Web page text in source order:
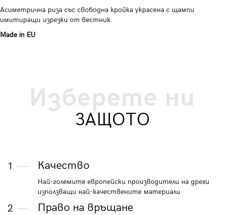
Асиметрична риза със свободна кройка украсена с щампи
имитиращи изрезки от вестник.
Made in EU
Изберете ни
ЗАЩОТО
1 Качество
Най-големите европейски производители на дрехи
използващи най-качествените материали
2 Право на връщане